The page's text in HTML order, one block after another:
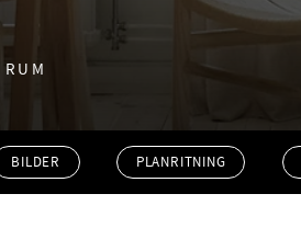
RUM
BILDER PLANRITNING